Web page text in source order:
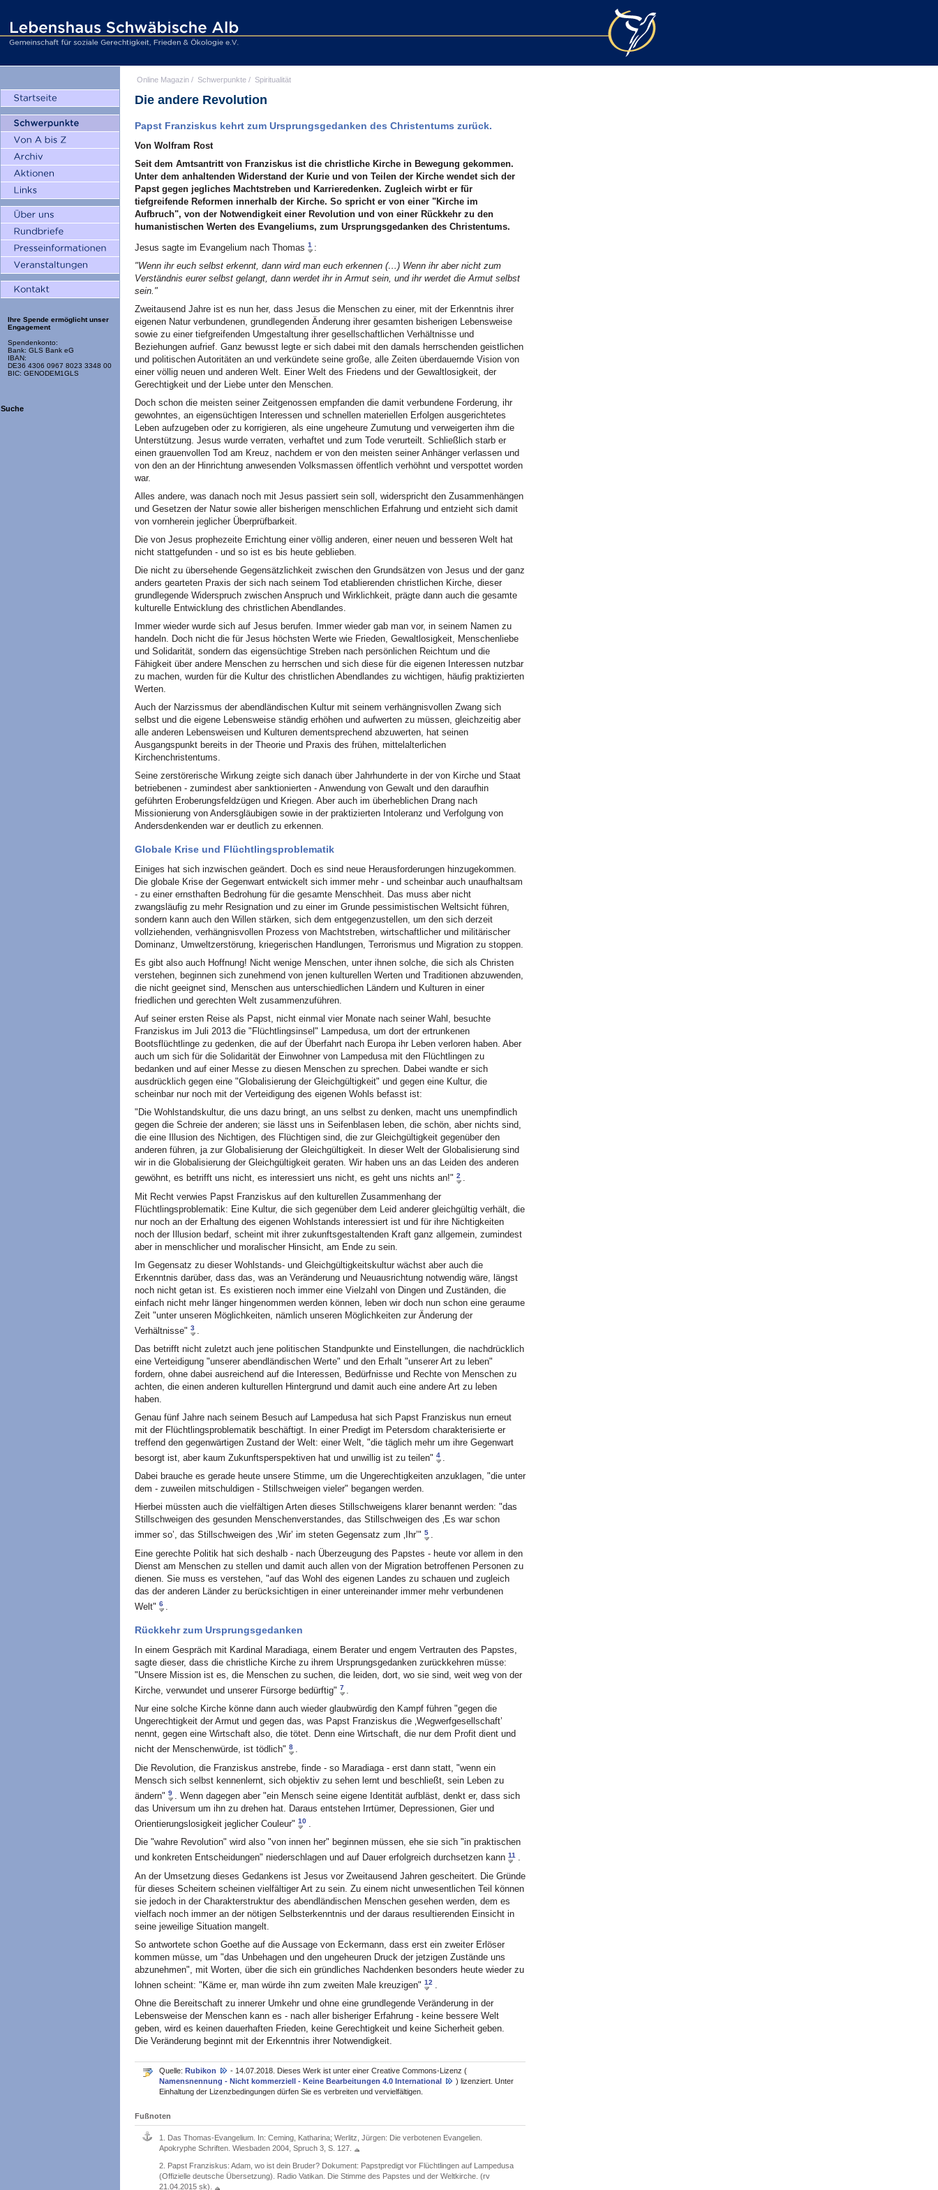
Ihre Spende ermöglicht unser
Engagement
Spendenkonto:
Bank: GLS Bank eG
IBAN:
DE36 4306 0967 8023 3348 00
BIC: GENODEM1GLS
Suche
Online Magazin / Schwerpunkte / Spiritualität
Die andere Revolution
Papst Franziskus kehrt zum Ursprungsgedanken des Christentums zurück.
Von Wolfram Rost
Seit dem Amtsantritt von Franziskus ist die christliche Kirche in Bewegung gekommen.
Unter dem anhaltenden Widerstand der Kurie und von Teilen der Kirche wendet sich der
Papst gegen jegliches Machtstreben und Karrieredenken. Zugleich wirbt er für
tiefgreifende Reformen innerhalb der Kirche. So spricht er von einer "Kirche im
Aufbruch", von der Notwendigkeit einer Revolution und von einer Rückkehr zu den
humanistischen Werten des Evangeliums, zum Ursprungsgedanken des Christentums.
Jesus sagte im Evangelium nach Thomas 1 :
"Wenn ihr euch selbst erkennt, dann wird man euch erkennen (…) Wenn ihr aber nicht zum
Verständnis eurer selbst gelangt, dann werdet ihr in Armut sein, und ihr werdet die Armut selbst
sein."
Zweitausend Jahre ist es nun her, dass Jesus die Menschen zu einer, mit der Erkenntnis ihrer
eigenen Natur verbundenen, grundlegenden Änderung ihrer gesamten bisherigen Lebensweise
sowie zu einer tiefgreifenden Umgestaltung ihrer gesellschaftlichen Verhältnisse und
Beziehungen aufrief. Ganz bewusst legte er sich dabei mit den damals herrschenden geistlichen
und politischen Autoritäten an und verkündete seine große, alle Zeiten überdauernde Vision von
einer völlig neuen und anderen Welt. Einer Welt des Friedens und der Gewaltlosigkeit, der
Gerechtigkeit und der Liebe unter den Menschen.
Doch schon die meisten seiner Zeitgenossen empfanden die damit verbundene Forderung, ihr
gewohntes, an eigensüchtigen Interessen und schnellen materiellen Erfolgen ausgerichtetes
Leben aufzugeben oder zu korrigieren, als eine ungeheure Zumutung und verweigerten ihm die
Unterstützung. Jesus wurde verraten, verhaftet und zum Tode verurteilt. Schließlich starb er
einen grauenvollen Tod am Kreuz, nachdem er von den meisten seiner Anhänger verlassen und
von den an der Hinrichtung anwesenden Volksmassen öffentlich verhöhnt und verspottet worden
war.
Alles andere, was danach noch mit Jesus passiert sein soll, widerspricht den Zusammenhängen
und Gesetzen der Natur sowie aller bisherigen menschlichen Erfahrung und entzieht sich damit
von vornherein jeglicher Überprüfbarkeit.
Die von Jesus prophezeite Errichtung einer völlig anderen, einer neuen und besseren Welt hat
nicht stattgefunden - und so ist es bis heute geblieben.
Die nicht zu übersehende Gegensätzlichkeit zwischen den Grundsätzen von Jesus und der ganz
anders gearteten Praxis der sich nach seinem Tod etablierenden christlichen Kirche, dieser
grundlegende Widerspruch zwischen Anspruch und Wirklichkeit, prägte dann auch die gesamte
kulturelle Entwicklung des christlichen Abendlandes.
Immer wieder wurde sich auf Jesus berufen. Immer wieder gab man vor, in seinem Namen zu
handeln. Doch nicht die für Jesus höchsten Werte wie Frieden, Gewaltlosigkeit, Menschenliebe
und Solidarität, sondern das eigensüchtige Streben nach persönlichen Reichtum und die
Fähigkeit über andere Menschen zu herrschen und sich diese für die eigenen Interessen nutzbar
zu machen, wurden für die Kultur des christlichen Abendlandes zu wichtigen, häufig praktizierten
Werten.
Auch der Narzissmus der abendländischen Kultur mit seinem verhängnisvollen Zwang sich
selbst und die eigene Lebensweise ständig erhöhen und aufwerten zu müssen, gleichzeitig aber
alle anderen Lebensweisen und Kulturen dementsprechend abzuwerten, hat seinen
Ausgangspunkt bereits in der Theorie und Praxis des frühen, mittelalterlichen
Kirchenchristentums.
Seine zerstörerische Wirkung zeigte sich danach über Jahrhunderte in der von Kirche und Staat
betriebenen - zumindest aber sanktionierten - Anwendung von Gewalt und den daraufhin
geführten Eroberungsfeldzügen und Kriegen. Aber auch im überheblichen Drang nach
Missionierung von Andersgläubigen sowie in der praktizierten Intoleranz und Verfolgung von
Andersdenkenden war er deutlich zu erkennen.
Globale Krise und Flüchtlingsproblematik
Einiges hat sich inzwischen geändert. Doch es sind neue Herausforderungen hinzugekommen.
Die globale Krise der Gegenwart entwickelt sich immer mehr - und scheinbar auch unaufhaltsam
- zu einer ernsthaften Bedrohung für die gesamte Menschheit. Das muss aber nicht
zwangsläufig zu mehr Resignation und zu einer im Grunde pessimistischen Weltsicht führen,
sondern kann auch den Willen stärken, sich dem entgegenzustellen, um den sich derzeit
vollziehenden, verhängnisvollen Prozess von Machtstreben, wirtschaftlicher und militärischer
Dominanz, Umweltzerstörung, kriegerischen Handlungen, Terrorismus und Migration zu stoppen.
Es gibt also auch Hoffnung! Nicht wenige Menschen, unter ihnen solche, die sich als Christen
verstehen, beginnen sich zunehmend von jenen kulturellen Werten und Traditionen abzuwenden,
die nicht geeignet sind, Menschen aus unterschiedlichen Ländern und Kulturen in einer
friedlichen und gerechten Welt zusammenzuführen.
Auf seiner ersten Reise als Papst, nicht einmal vier Monate nach seiner Wahl, besuchte
Franziskus im Juli 2013 die "Flüchtlingsinsel" Lampedusa, um dort der ertrunkenen
Bootsflüchtlinge zu gedenken, die auf der Überfahrt nach Europa ihr Leben verloren haben. Aber
auch um sich für die Solidarität der Einwohner von Lampedusa mit den Flüchtlingen zu
bedanken und auf einer Messe zu diesen Menschen zu sprechen. Dabei wandte er sich
ausdrücklich gegen eine "Globalisierung der Gleichgültigkeit" und gegen eine Kultur, die
scheinbar nur noch mit der Verteidigung des eigenen Wohls befasst ist:
"Die Wohlstandskultur, die uns dazu bringt, an uns selbst zu denken, macht uns unempfindlich
gegen die Schreie der anderen; sie lässt uns in Seifenblasen leben, die schön, aber nichts sind,
die eine Illusion des Nichtigen, des Flüchtigen sind, die zur Gleichgültigkeit gegenüber den
anderen führen, ja zur Globalisierung der Gleichgültigkeit. In dieser Welt der Globalisierung sind
wir in die Globalisierung der Gleichgültigkeit geraten. Wir haben uns an das Leiden des anderen
gewöhnt, es betrifft uns nicht, es interessiert uns nicht, es geht uns nichts an!" 2 .
Mit Recht verwies Papst Franziskus auf den kulturellen Zusammenhang der
Flüchtlingsproblematik: Eine Kultur, die sich gegenüber dem Leid anderer gleichgültig verhält, die
nur noch an der Erhaltung des eigenen Wohlstands interessiert ist und für ihre Nichtigkeiten
noch der Illusion bedarf, scheint mit ihrer zukunftsgestaltenden Kraft ganz allgemein, zumindest
aber in menschlicher und moralischer Hinsicht, am Ende zu sein.
Im Gegensatz zu dieser Wohlstands- und Gleichgültigkeitskultur wächst aber auch die
Erkenntnis darüber, dass das, was an Veränderung und Neuausrichtung notwendig wäre, längst
noch nicht getan ist. Es existieren noch immer eine Vielzahl von Dingen und Zuständen, die
einfach nicht mehr länger hingenommen werden können, leben wir doch nun schon eine geraume
Zeit "unter unseren Möglichkeiten, nämlich unseren Möglichkeiten zur Änderung der
Verhältnisse" 3
Das betrifft nicht zuletzt auch jene politischen Standpunkte und Einstellungen, die nachdrücklich
eine Verteidigung "unserer abendländischen Werte" und den Erhalt "unserer Art zu leben"
fordern, ohne dabei ausreichend auf die Interessen, Bedürfnisse und Rechte von Menschen zu
achten, die einen anderen kulturellen Hintergrund und damit auch eine andere Art zu leben
haben.
Genau fünf Jahre nach seinem Besuch auf Lampedusa hat sich Papst Franziskus nun erneut
mit der Flüchtlingsproblematik beschäftigt. In einer Predigt im Petersdom charakterisierte er
treffend den gegenwärtigen Zustand der Welt: einer Welt, "die täglich mehr um ihre Gegenwart
besorgt ist, aber kaum Zukunftsperspektiven hat und unwillig ist zu teilen" 4 .
Dabei brauche es gerade heute unsere Stimme, um die Ungerechtigkeiten anzuklagen, "die unter
dem - zuweilen mitschuldigen - Stillschweigen vieler" begangen werden.
Hierbei müssten auch die vielfältigen Arten dieses Stillschweigens klarer benannt werden: "das
Stillschweigen des gesunden Menschenverstandes, das Stillschweigen des ‚Es war schon
immer so’, das Stillschweigen des ‚Wir’ im steten Gegensatz zum ‚Ihr’" 5 .
Eine gerechte Politik hat sich deshalb - nach Überzeugung des Papstes - heute vor allem in den
Dienst am Menschen zu stellen und damit auch allen von der Migration betroffenen Personen zu
dienen. Sie muss es verstehen, "auf das Wohl des eigenen Landes zu schauen und zugleich
das der anderen Länder zu berücksichtigen in einer untereinander immer mehr verbundenen
Welt" 6
Rückkehr zum Ursprungsgedanken
In einem Gespräch mit Kardinal Maradiaga, einem Berater und engem Vertrauten des Papstes,
sagte dieser, dass die christliche Kirche zu ihrem Ursprungsgedanken zurückkehren müsse:
"Unsere Mission ist es, die Menschen zu suchen, die leiden, dort, wo sie sind, weit weg von der
Kirche, verwundet und unserer Fürsorge bedürftig" 7 .
Nur eine solche Kirche könne dann auch wieder glaubwürdig den Kampf führen "gegen die
Ungerechtigkeit der Armut und gegen das, was Papst Franziskus die ‚Wegwerfgesellschaft’
nennt, gegen eine Wirtschaft also, die tötet. Denn eine Wirtschaft, die nur dem Profit dient und
nicht der Menschenwürde, ist tödlich" 8 .
Die Revolution, die Franziskus anstrebe, finde - so Maradiaga - erst dann statt, "wenn ein
Mensch sich selbst kennenlernt, sich objektiv zu sehen lernt und beschließt, sein Leben zu
ändern" 9
. Wenn dagegen aber "ein Mensch seine eigene Identität aufbläst, denkt er, dass sich
das Universum um ihn zu drehen hat. Daraus entstehen Irrtümer, Depressionen, Gier und
Orientierungslosigkeit jeglicher Couleur" 10 .
Die "wahre Revolution" wird also "von innen her" beginnen müssen, ehe sie sich "in praktischen
und konkreten Entscheidungen" niederschlagen und auf Dauer erfolgreich durchsetzen kann 11 .
An der Umsetzung dieses Gedankens ist Jesus vor Zweitausend Jahren gescheitert. Die Gründe
für dieses Scheitern scheinen vielfältiger Art zu sein. Zu einem nicht unwesentlichen Teil können
sie jedoch in der Charakterstruktur des abendländischen Menschen gesehen werden, dem es
vielfach noch immer an der nötigen Selbsterkenntnis und der daraus resultierenden Einsicht in
seine jeweilige Situation mangelt.
So antwortete schon Goethe auf die Aussage von Eckermann, dass erst ein zweiter Erlöser
kommen müsse, um "das Unbehagen und den ungeheuren Druck der jetzigen Zustände uns
abzunehmen", mit Worten, über die sich ein gründliches Nachdenken besonders heute wieder zu
lohnen scheint: "Käme er, man würde ihn zum zweiten Male kreuzigen" 12
Ohne die Bereitschaft zu innerer Umkehr und ohne eine grundlegende Veränderung in der
Lebensweise der Menschen kann es - nach aller bisheriger Erfahrung - keine bessere Welt
geben, wird es keinen dauerhaften Frieden, keine Gerechtigkeit und keine Sicherheit geben.
Die Veränderung beginnt mit der Erkenntnis ihrer Notwendigkeit.
Quelle: Rubikon
- 14.07.2018. Dieses Werk ist unter einer Creative Commons-Lizenz (
Namensnennung - Nicht kommerziell - Keine Bearbeitungen 4.0 International
) lizenziert. Unter
Einhaltung der Lizenzbedingungen dürfen Sie es verbreiten und vervielfältigen.
Fußnoten
1. Das Thomas-Evangelium. In: Ceming, Katharina; Werlitz, Jürgen: Die verbotenen Evangelien.
Apokryphe Schriften. Wiesbaden 2004, Spruch 3, S. 127.
2. Papst Franziskus: Adam, wo ist dein Bruder? Dokument: Papstpredigt vor Flüchtlingen auf Lampedusa
(Offizielle deutsche Übersetzung). Radio Vatikan. Die Stimme des Papstes und der Weltkirche. (rv
21.04.2015 sk).